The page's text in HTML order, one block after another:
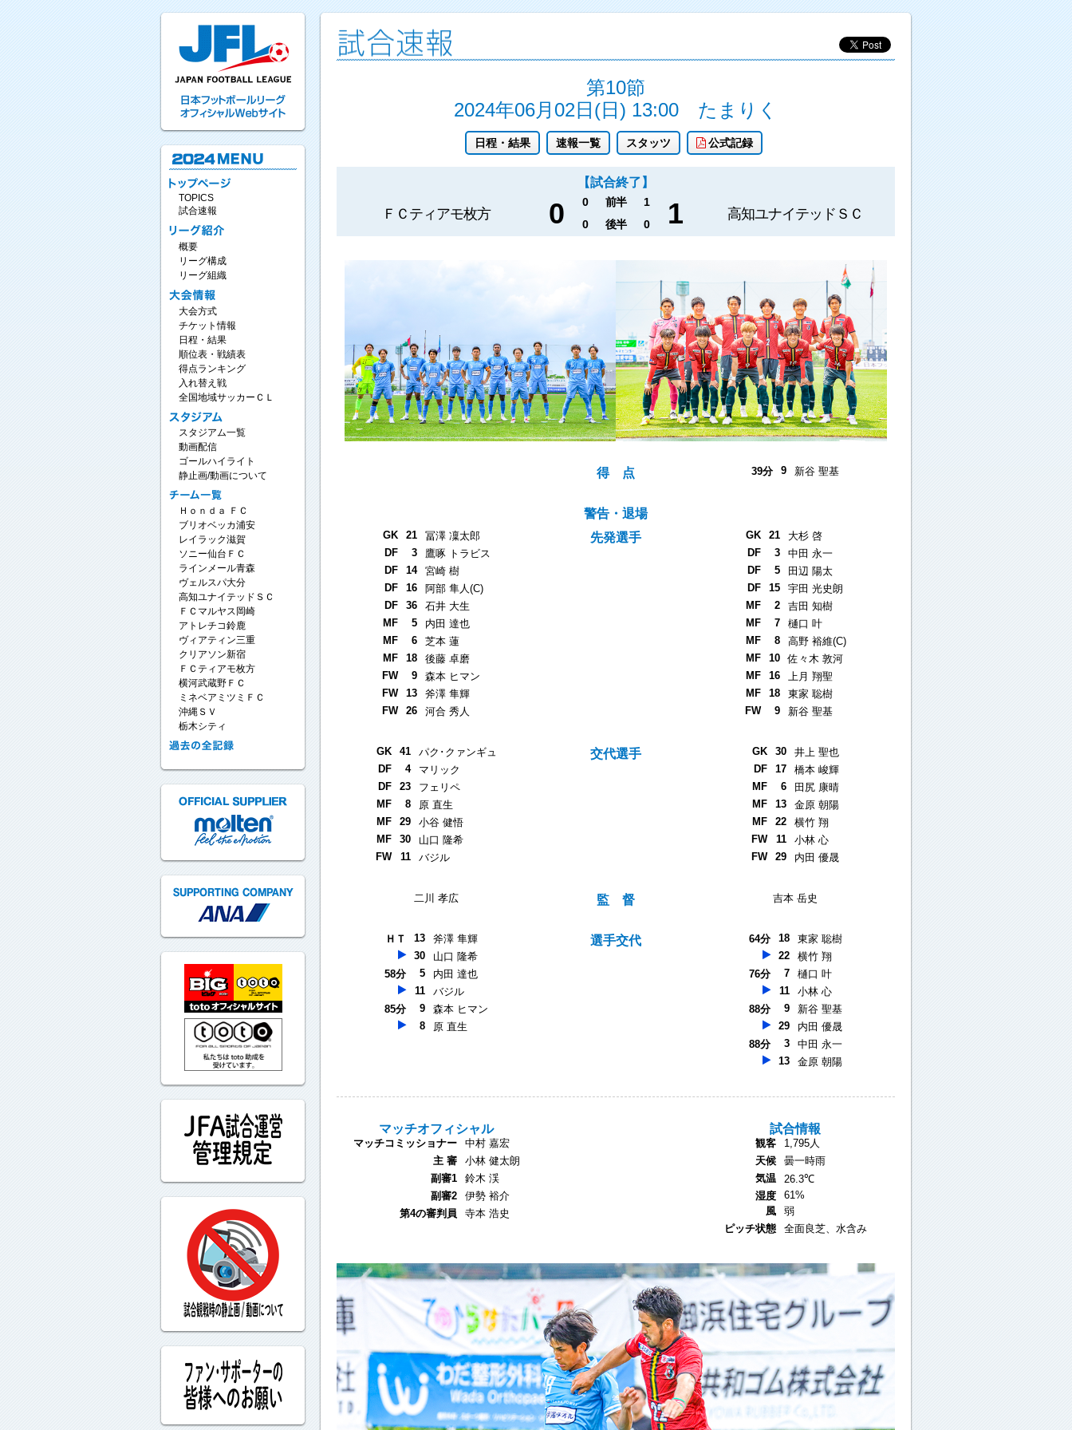
第10節
2024年06月02日(日) 13:00
たまりく
日程・結果 速報一覧 スタッツ 公式記録
【試合終了】
ＦＣティアモ枚方 0 0 前半 1 1 高知ユナイテッドＳＣ
0 後半 0
得 点 39分 9 新谷 聖基
警告・退場
先発選手
GK 21
冨澤 凜太郎
DF
3
鷹啄 トラビス
DF
14
宮崎 樹
DF
16
阿部 隼人(C)
DF
36
石井 大生
MF
5
内田 達也
MF
6
芝本 蓮
MF
18
後藤 卓磨
FW
9
森本 ヒマン
FW
13
斧澤 隼輝
FW
26 河合 秀人
GK 21
大杉 啓
DF
3
中田 永一
DF
5
田辺 陽太
DF
15
宇田 光史朗
MF
2
吉田 知樹
MF
7
樋口 叶
MF
8
高野 裕維(C)
MF
10
佐々木 敦河
MF
16
上月 翔聖
MF
18
東家 聡樹
FW
9 新谷 聖基
交代選手
GK 41
パク･クァンギュ
DF
4
マリック
DF
23
フェリペ
MF
8
原 直生
MF
29
小谷 健悟
MF
30
山口 隆希
FW
11 バジル
GK 30
井上 聖也
DF
17
橋本 峻輝
MF
6
田尻 康晴
MF
13
金原 朝陽
MF
22
横竹 翔
FW
11
小林 心
FW
29 内田 優晟
監 督
二川 孝広 吉本 岳史
選手交代
ＨＴ 13
斧澤 隼輝
30
山口 隆希
58分
5
内田 達也
11
バジル
85分
9
森本 ヒマン
8
原 直生
64分 18
東家 聡樹
22
横竹 翔
76分
7
樋口 叶
11
小林 心
88分
9
新谷 聖基
29
内田 優晟
88分
3
中田 永一
13
金原 朝陽
マッチオフィシャル
マッチコミッショナー
中村 嘉宏
主 審
小林 健太朗
副審1
鈴木 渓
副審2
伊勢 裕介
第4の審判員
寺本 浩史
試合情報
観客
1,795人
天候
曇一時雨
気温
26.3℃
湿度
61%
風
弱
ピッチ状態
全面良芝、水含み
TOPICS
試合速報
概要
リーグ構成
リーグ組織
大会方式
チケット情報
日程・結果
順位表・戦績表
得点ランキング
入れ替え戦
全国地域サッカーＣＬ
スタジアム一覧
動画配信
ゴールハイライト
静止画/動画について
Ｈｏｎｄａ ＦＣ
ブリオベッカ浦安
レイラック滋賀
ソニー仙台ＦＣ
ラインメール青森
ヴェルスパ大分
高知ユナイテッドＳＣ
ＦＣマルヤス岡崎
アトレチコ鈴鹿
ヴィアティン三重
クリアソン新宿
ＦＣティアモ枚方
横河武蔵野ＦＣ
ミネベアミツミＦＣ
沖縄ＳＶ
栃木シティ